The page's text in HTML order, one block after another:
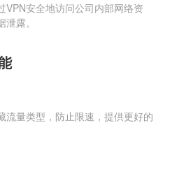
VPN安全地访问公司内部网络资
露。
流量类型，防止限速，提供更好的